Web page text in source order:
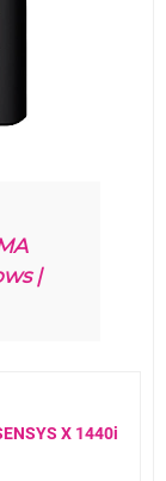
|
X 1440i